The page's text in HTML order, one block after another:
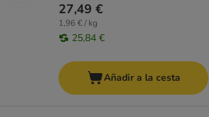
27,49 €
1,96 € / kg
25,84 €
Añadir a la cesta